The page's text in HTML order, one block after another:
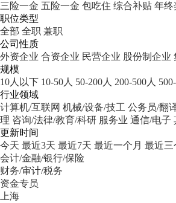
三险一金 五险一金 包吃住 综合补贴 年终
职位类型
全部 全职 兼职
公司性质
外资企业 合资企业 民营企业 股份制企业
规模
10人以下 10-50人 50-200人 200-500人
行业领域
计算机/互联网 机械/设备/技工 公务员/翻
理 咨询/法律/教育/科研 服务业 通信/电子
更新时间
今天 最近3天 最近7天 最近一个月 最近三
会计/金融/银行/保险
财务/审计/税务
资金专员
上海